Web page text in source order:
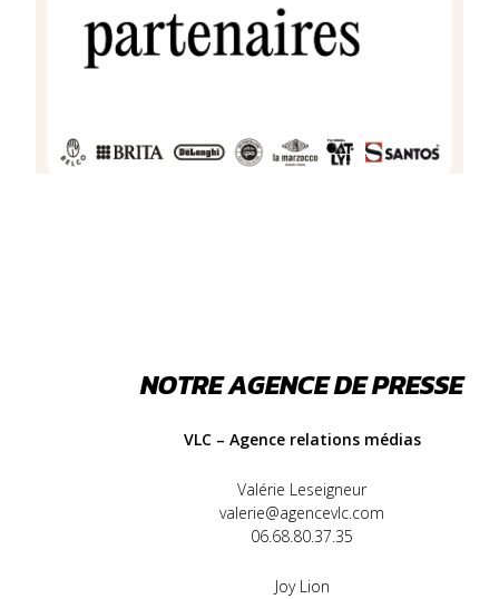
NOTRE AGENCE DE PRESSE
VLC – Agence relations médias
Valérie Leseigneur
valerie@agencevlc.com
06.68.80.37.35
Joy Lion